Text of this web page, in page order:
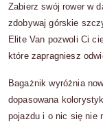
Zabierz swój rower w
zdobywaj górskie
Elite Van pozwoli Ci
które zapragniesz
Bagażnik wyróżnia
dopasowana
pojazdu i o nic się nie